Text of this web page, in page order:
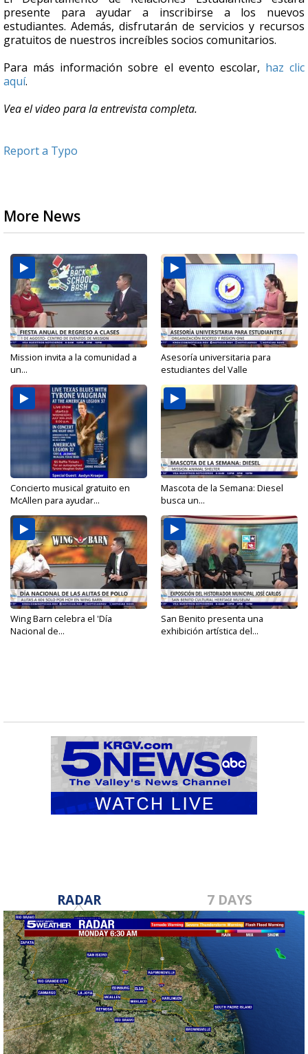
presente para ayudar a inscribirse a los nuevos
estudiantes. Además, disfrutarán de servicios y recursos
gratuitos de nuestros increíbles socios comunitarios.
Para más información sobre el evento escolar, haz clic
aquí.
Vea el video para la entrevista completa.
Report a Typo
More News
Mission invita a la comunidad a
un...
Asesoría universitaria para
estudiantes del Valle
Concierto musical gratuito en
McAllen para ayudar...
Mascota de la Semana: Diesel
busca un...
Wing Barn celebra el 'Día
Nacional de...
San Benito presenta una
exhibición artística del...
RADAR 7 DAYS